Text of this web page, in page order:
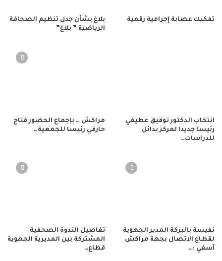
تفكيك عصابة إجرامية رقمية
بلاغ بشأن جدل تنظيم الصحافة
الرياضية ” بلاغ”
انتخاب الدكتور توفيق عطيفي
رئيسا جديدا لمركز بدائل
للدراسات…
مراكش … بإجماع الحضور فتاح
حارفي رئيسا للجمعية…
نفيسة بالبركة المدير الجهوية
لقطاع الاتصال بجهة مراكش
آسفي :…
تفاصيل الندوة الصحفية
المشتركة بين المديرية الجهوية
قطاع…